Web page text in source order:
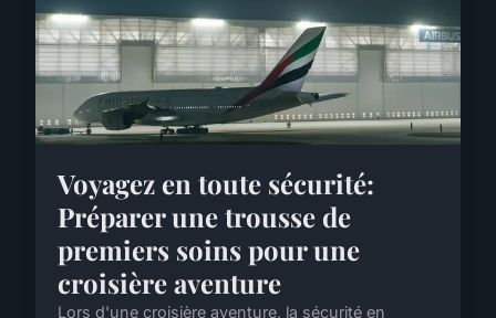
Voyagez en toute sécurité:
Préparer une trousse de
premiers soins pour une
croisière aventure
Lors d'une croisière aventure, la sécurité en